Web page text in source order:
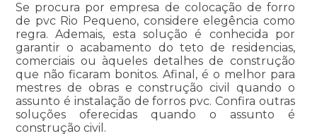
Se procura por empresa de colocação de forro
de pvc Rio Pequeno, considere elegência como
regra. Ademais, esta solução é conhecida por
garantir o acabamento do teto de residencias,
comerciais ou àqueles detalhes de construção
que não ficaram bonitos. Afinal, é o melhor para
mestres de obras e construção civil quando o
assunto é instalação de forros pvc. Confira outras
soluções oferecidas quando o assunto é
construção civil.